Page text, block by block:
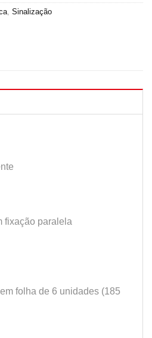
Sinalização
fixação paralela
folha de 6 unidades (185